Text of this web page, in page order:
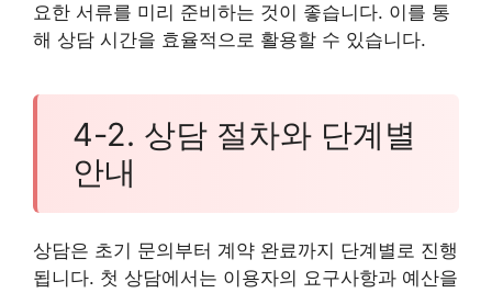
요한 서류를 미리 준비하는 것이 좋습니다. 이를 통
해 상담 시간을 효율적으로 활용할 수 있습니다.
4-2. 상담 절차와 단계별
안내
상담은 초기 문의부터 계약 완료까지 단계별로 진행
됩니다. 첫 상담에서는 이용자의 요구사항과 예산을